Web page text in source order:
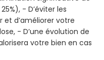
- D’éviter les
et d’améliorer votre
- D’une évolution de
votre bien en cas